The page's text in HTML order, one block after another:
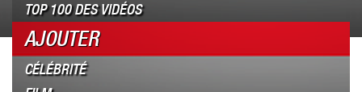
TOP 100 DES VIDÉOS
AJOUTER
CÉLÉBRITÉ